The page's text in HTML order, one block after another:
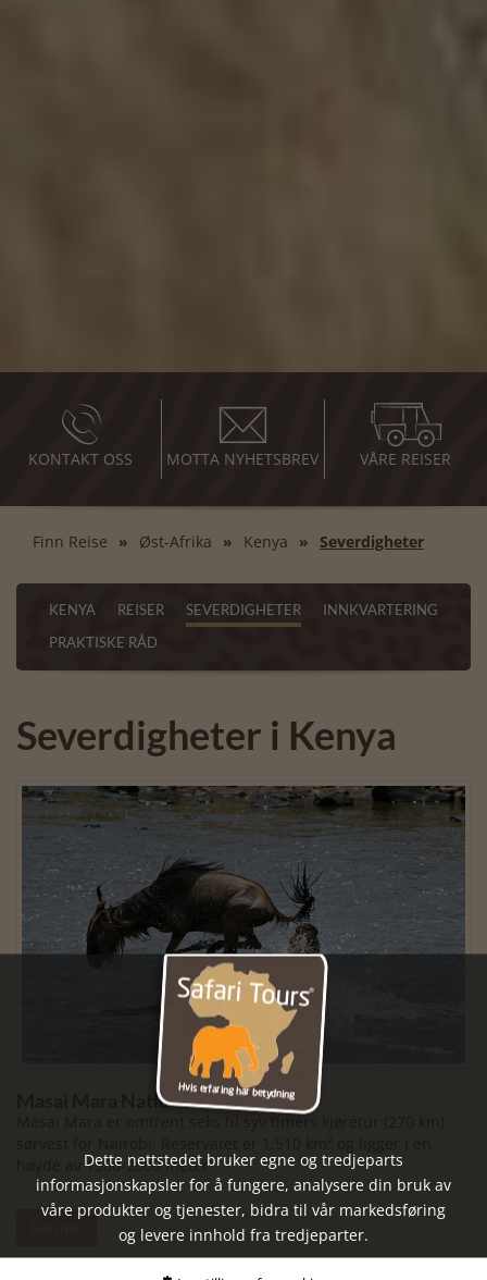
KONTAKT OSS MOTTA NYHETSBREV VÅRE REISER
Finn Reise Øst-Afrika Kenya Severdigheter
KENYA REISER SEVERDIGHETER
INNKVARTERING
PRAKTISKE RÅD
Severdigheter i Kenya
Masai Mara National Reserve
høyde av 1500-2000 meter.
Dette nettstedet bruker egne og tredjeparts
informasjonskapsler for å fungere, analysere din bruk av
våre produkter og tjenester, bidra til vår markedsføring
og levere innhold fra tredjeparter.